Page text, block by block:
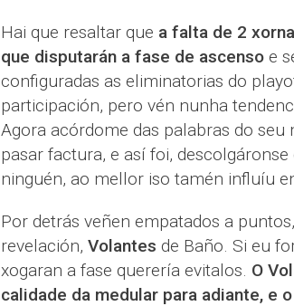
Hai que resaltar que a falta de 2
que disputarán a fase de ascensoe
configuradas as eliminatorias do
participación, pero vén nunha
Agora acórdome das palabras do
pasar factura, e así foi,
ninguén, ao mellor iso tamén influíu
Por detrás veñen empatados a
revelación, Volantes de Baño. Si eu
xogaran a fase querería evitalos. O
calidade da medular para adiante, e